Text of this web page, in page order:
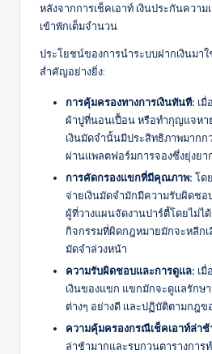
หลังจากการเช็คเอาท์ เงินประกันควา
เข้าพักเต็มจำนวน
ประโยชน์ของการนำระบบฝากเงินมา
สำคัญอย่างยิ่ง:
การคุ้มครองทางการเงินทันที: เ
ผ้าปูที่นอนเปื้อน หรือทำกุญแจหา
เงินมัดจำนั้นมีประสิทธิภาพมากก
ผ่านแพลตฟอร์มการจองซึ่งยุ่งยา
การคัดกรองแขกที่มีคุณภาพ: โด
จ่ายเงินมัดจำมักมีความรับผิดช
ผู้ที่วางแผนจัดงานปาร์ตี้โดยไม่ไ
กิจกรรมที่ผิดกฎหมายมักจะหลีกเ
มัดจำล่วงหน้า
ความรับผิดชอบและการดูแล: เมื่
เงินของแขก แขกมักจะดูแลรักษ
ต่างๆ อย่างดี และปฏิบัติตามกฎ
ความคุ้มครองกรณีเช็คเอาท์ล่าช้
ล่าช้ามากและรบกวนตารางการ